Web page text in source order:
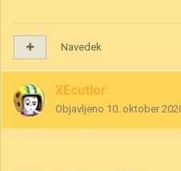
Navedek
XEcutIor
Objavljeno 10. oktober